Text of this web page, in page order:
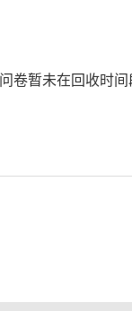
卷暂未在回收时